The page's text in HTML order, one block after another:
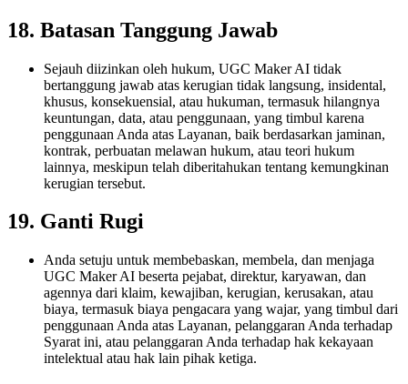
18. Batasan Tanggung Jawab
Sejauh diizinkan oleh hukum, UGC Maker AI tidak
bertanggung jawab atas kerugian tidak langsung, insidental,
khusus, konsekuensial, atau hukuman, termasuk hilangnya
keuntungan, data, atau penggunaan, yang timbul karena
penggunaan Anda atas Layanan, baik berdasarkan jaminan,
kontrak, perbuatan melawan hukum, atau teori hukum
lainnya, meskipun telah diberitahukan tentang kemungkinan
kerugian tersebut.
19. Ganti Rugi
Anda setuju untuk membebaskan, membela, dan menjaga
UGC Maker AI beserta pejabat, direktur, karyawan, dan
agennya dari klaim, kewajiban, kerugian, kerusakan, atau
biaya, termasuk biaya pengacara yang wajar, yang timbul dari
penggunaan Anda atas Layanan, pelanggaran Anda terhadap
Syarat ini, atau pelanggaran Anda terhadap hak kekayaan
intelektual atau hak lain pihak ketiga.